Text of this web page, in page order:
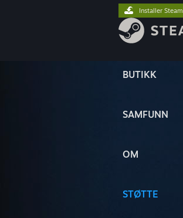
BUTIKK
SAMFUNN
OM
STØTTE
Installer Steam